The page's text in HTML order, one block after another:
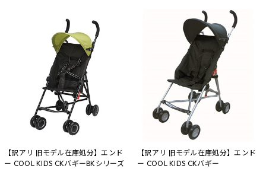
【訳アリ 旧モデル在庫処分】エンド
ー COOL KIDS CKバギーBKシリーズ
【訳アリ 旧モデル在庫処分】エンド
ー COOL KIDS CKバギー